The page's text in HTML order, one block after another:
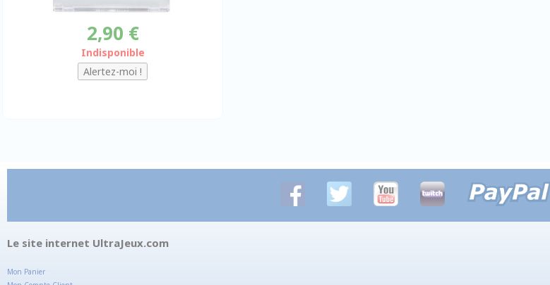
2,90 €
Indisponible
Le site internet UltraJeux.com
Mon Panier